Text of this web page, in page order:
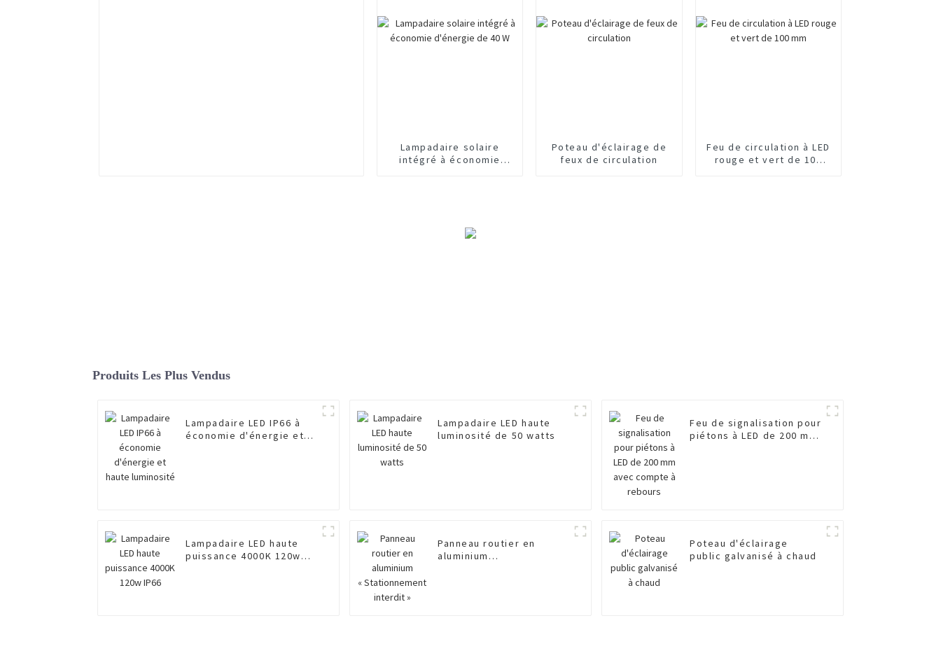
Lampadaire solaire
intégré à économie
Poteau d'éclairage de
feux de circulation
Feu de circulation à LED
rouge et vert de 100
Produits Les Plus Vendus
Lampadaire LED IP66 à
économie d'énergie et
Lampadaire LED haute
luminosité de 50 watts
Feu de signalisation pour
piétons à LED de 200 mm
Lampadaire LED haute
puissance 4000K 120w
Panneau routier en
aluminium
Poteau d'éclairage
public galvanisé à chaud